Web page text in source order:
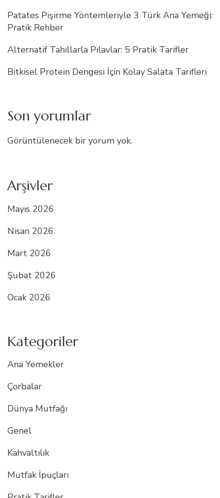
Patates Pişirme Yöntemleriyle 3 Türk Ana Yemeği:
Pratik Rehber
Alternatif Tahıllarla Pilavlar: 5 Pratik Tarifler
Bitkisel Protein Dengesi İçin Kolay Salata Tarifleri
Son yorumlar
Görüntülenecek bir yorum yok.
Arşivler
Mayıs 2026
Nisan 2026
Mart 2026
Şubat 2026
Ocak 2026
Kategoriler
Ana Yemekler
Çorbalar
Dünya Mutfağı
Genel
Kahvaltılık
Mutfak İpuçları